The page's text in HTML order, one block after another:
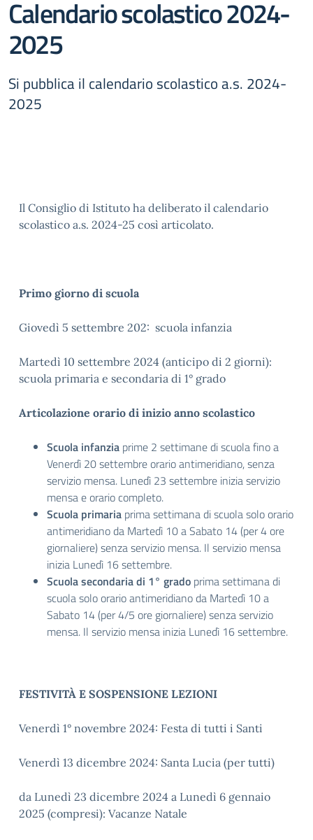
Calendario scolastico 2024-
2025
Si pubblica il calendario scolastico a.s. 2024-
2025
Il Consiglio di Istituto ha deliberato il calendario
scolastico a.s. 2024-25 così articolato.
Primo giorno di scuola
Giovedì 5 settembre 202: scuola infanzia
Martedì 10 settembre 2024 (anticipo di 2 giorni):
scuola primaria e secondaria di 1° grado
Articolazione orario di inizio anno scolastico
Scuola infanzia prime 2 settimane di scuola fino a
Venerdì 20 settembre orario antimeridiano, senza
servizio mensa. Lunedì 23 settembre inizia servizio
mensa e orario completo.
Scuola primaria prima settimana di scuola solo orario
antimeridiano da Martedì 10 a Sabato 14 (per 4 ore
giornaliere) senza servizio mensa. Il servizio mensa
inizia Lunedì 16 settembre.
Scuola secondaria di 1° grado prima settimana di
scuola solo orario antimeridiano da Martedì 10 a
Sabato 14 (per 4/5 ore giornaliere) senza servizio
mensa. Il servizio mensa inizia Lunedì 16 settembre.
FESTIVITÀ E SOSPENSIONE LEZIONI
Venerdì 1° novembre 2024: Festa di tutti i Santi
Venerdì 13 dicembre 2024: Santa Lucia (per tutti)
da Lunedì 23 dicembre 2024 a Lunedì 6 gennaio
2025 (compresi): Vacanze Natale